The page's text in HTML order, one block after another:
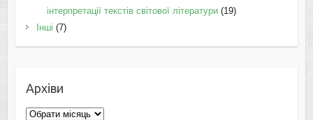
інтерпретації текстів світової літератури(19)
Інші (7)
Архіви
Архіви